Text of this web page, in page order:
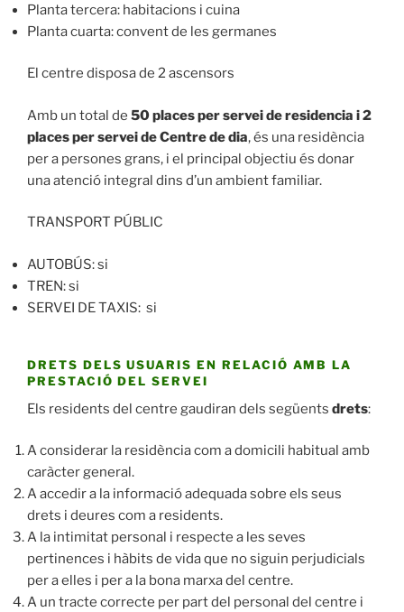
Planta tercera: habitacions i cuina
Planta cuarta: convent de les germanes
El centre disposa de 2 ascensors
Amb un total de 50placesper servei de residencia i 2
places per servei de Centre de dia, és una residència
per a persones grans, i el principal objectiu és donar
una atenció integral dins d’un ambient familiar.
TRANSPORT PÚBLIC
AUTOBÚS: si
TREN: si
SERVEI DE TAXIS: si
DRETS DELS USUARIS EN RELACIÓ AMB LA
PRESTACIÓ DEL SERVEI
Els residents del centre gaudiran dels següents drets:
A considerar la residència com a domicili habitual amb
caràcter general.
A accedir a la informació adequada sobre els seus
drets i deures com a residents.
A la intimitat personal i respecte a les seves
pertinences i hàbits de vida que no siguin perjudicials
per a elles i per a la bona marxa del centre.
A un tracte correcte per part del personal del centre i